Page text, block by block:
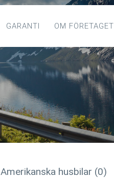
GARANTI OM FÖRETAGET
Amerikanska husbilar (0)